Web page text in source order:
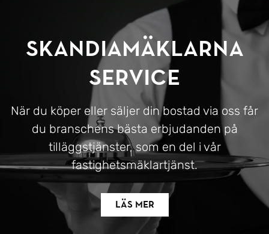
SkandiaMäklarna
Service
När du köper eller säljer din bostad via oss får
du branschens bästa erbjudanden på
tilläggstjänster, som en del i vår
fastighetsmäklartjänst.
Läs mer